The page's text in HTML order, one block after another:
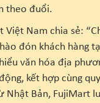
theo đuổi.
Việt Nam chia sẻ:
đón khách hàng
văn hóa địa
kết hợp cùng
Nhật Bản, FujiMart